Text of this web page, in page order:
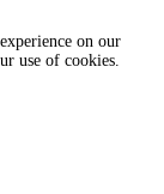
on our
use of cookies.